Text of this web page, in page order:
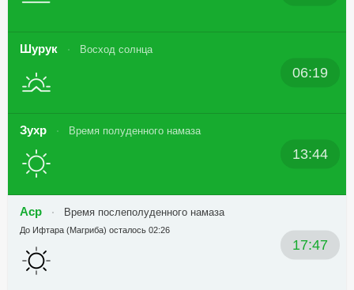
Шурук Восход солнца
06:19
Зухр Время полуденного намаза
13:44
Аср Время послеполуденного намаза
17:47
До Ифтара (Магриба) осталось 02:26